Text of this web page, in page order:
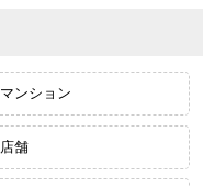
マンション
店舗